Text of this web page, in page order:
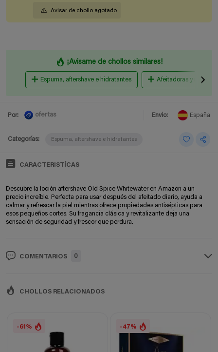
Avisar de chollo agotado
¡Avisame de chollos similares!
Espuma, aftershave e hidratantes Afeitadoras y
Por: ofertas Envio: España
Categorías: Espuma, aftershave e hidratantes
CARACTERISTÍCAS
Descubre la loción aftershave Old Spice Whitewater en Amazon a un
precio increíble. Perfecta para usar después del afeitado diario, ayuda a
calmar y refrescar la piel mientras ofrece propiedades antisépticas para
esos pequeños cortes. Su fragancia clásica y revitalizante deja una
sensación de seguridad y frescor que perdura.
COMENTARIOS 0
CHOLLOS RELACIONADOS
-61% -47%